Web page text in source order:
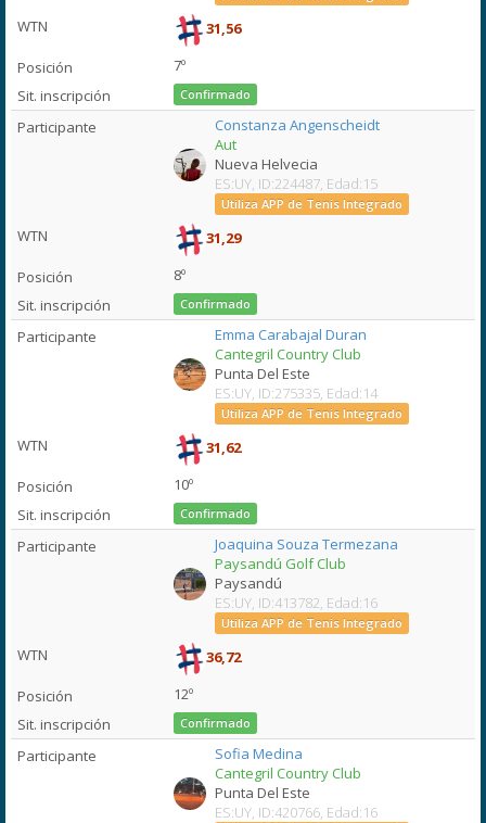
31,56
7º
Confirmado
Constanza Angenscheidt
Aut
Nueva Helvecia
ES:UY, ID:224487, Edad:15
Utiliza APP de Tenis Integrado
31,29
8º
Confirmado
Emma Carabajal Duran
Cantegril Country Club
Punta Del Este
ES:UY, ID:275335, Edad:14
Utiliza APP de Tenis Integrado
31,62
10º
Confirmado
Joaquina Souza Termezana
Paysandú Golf Club
Paysandú
ES:UY, ID:413782, Edad:16
Utiliza APP de Tenis Integrado
36,72
12º
Confirmado
Sofia Medina
Cantegril Country Club
Punta Del Este
ES:UY, ID:420766, Edad:16